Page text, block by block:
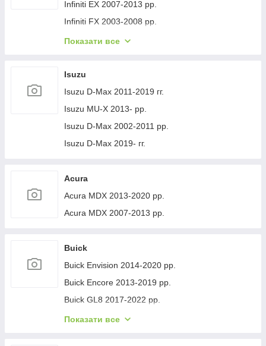
Jeep Cherokee XJ 1984-2001 гг.
Infiniti EX 2007-2013 рр.
Infiniti FX 2003-2008 рр.
Infiniti FX 2008-2012 рр.
Infiniti Q30 2015-2024 гг.
Infiniti Q50/Q60 2013-2024 рр.
Infiniti QX50 2013-2017 рр.
Infiniti QX56 2010-2013 рр.
Infiniti QX70 2013-2019 рр.
Infiniti G25/G35/37 (V36/CV36) 2006-2015 гг.
Infinity Q70/M-series 2010-2019 рр.
Infiniti QX80 2013-2024 рр.
Показати все
Isuzu
Isuzu D-Max 2011-2019 гг.
Isuzu MU-X 2013- рр.
Isuzu D-Max 2002-2011 рр.
Isuzu D-Max 2019- гг.
Acura
Acura MDX 2013-2020 рр.
Acura MDX 2007-2013 рр.
Buick
Buick Envision 2014-2020 рр.
Buick Encore 2013-2019 рр.
Buick GL8 2017-2022 рр.
Buick Lacrosse 2017-2023 рр.
Показати все